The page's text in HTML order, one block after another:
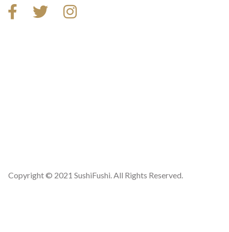
Copyright © 2021 SushiFushi. All Rights Reserved.